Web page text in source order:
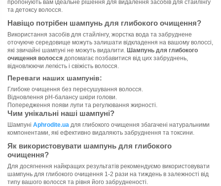
пропонують вам ідеальне рішення для видалення засобів для стайлінгу
та детоксу волосся.
Навіщо потрібен шампунь для глибокого очищення?
Використання засобів для стайлінгу, жорстка вода та забруднене
оточуюче середовище можуть залишати відкладення на вашому волоссі,
які звичайні шампуні не можуть видалити. Шампунь для глибокого
очищення волосся допомагає позбавитися від цих забруднень,
відновлюючи легкість і свіжість волосся.
Переваги наших шампунів:
Глибоке очищення без пересушування волосся.
Відновлення pH-балансу шкіри голови.
Попередження появи лупи та регулювання жирності.
Чим унікальні наші шампуні?
Шампуні Aphrodite.ua для глибокого очищення збагачені натуральними
компонентами, які ефективно видаляють забруднення та токсини.
Як використовувати шампунь для глибокого
очищення?
Для досягнення найкращих результатів рекомендуємо використовувати
шампунь для глибокого очищення 1-2 рази на тиждень в залежності від
типу вашого волосся та рівня його забрудненості.